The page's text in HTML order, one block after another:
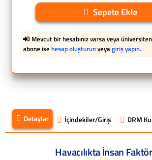
Sepete Ekle
Mevcut bir hesabınız varsa veya
abone ise hesap oluşturunveyagiriş yapın.
Detaylar İçindekiler/Giriş DRM
Havacılıkta İnsan